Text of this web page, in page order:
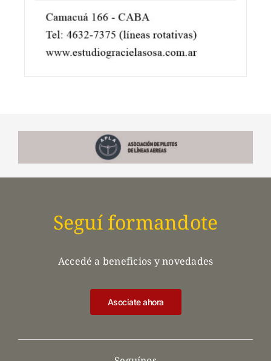
Seguí formandote
Accedé a beneficios y novedades
Asociate ahora